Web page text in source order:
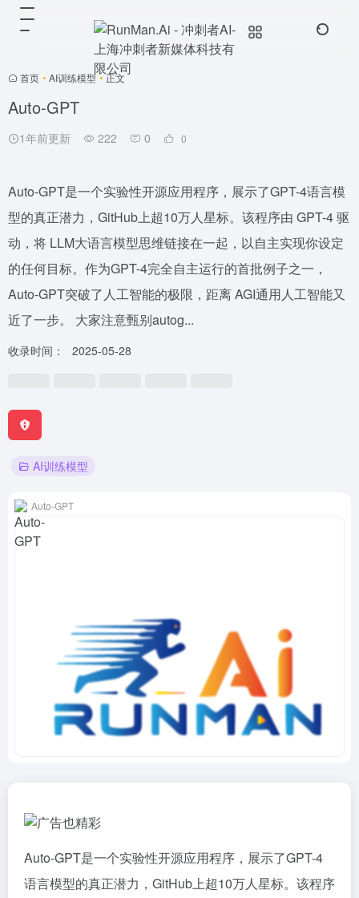
首页 • AI训练模型 • 正文
Auto-GPT
1年前更新 222 0 0
Auto-GPT是一个实验性开源应用程序，展示了GPT-4语言模
型的真正潜力，GitHub上超10万人星标。该程序由 GPT-4 驱
动，将 LLM大语言模型思维链接在一起，以自主实现你设定
的任何目标。作为GPT-4完全自主运行的首批例子之一，
Auto-GPT突破了人工智能的极限，距离 AGI通用人工智能又
近了一步。 大家注意甄别autog...
收录时间： 2025-05-28
AI训练模型
Auto-GPT
Auto-GPT是一个实验性开源应用程序，展示了GPT-4
语言模型的真正潜力，GitHub上超10万人星标。该程序